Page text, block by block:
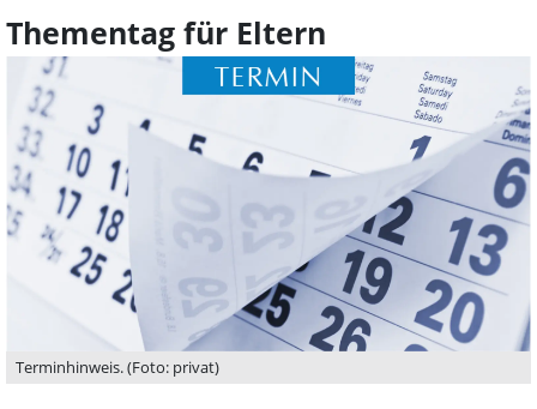
Thementag für Eltern
Terminhinweis. (Foto: privat)